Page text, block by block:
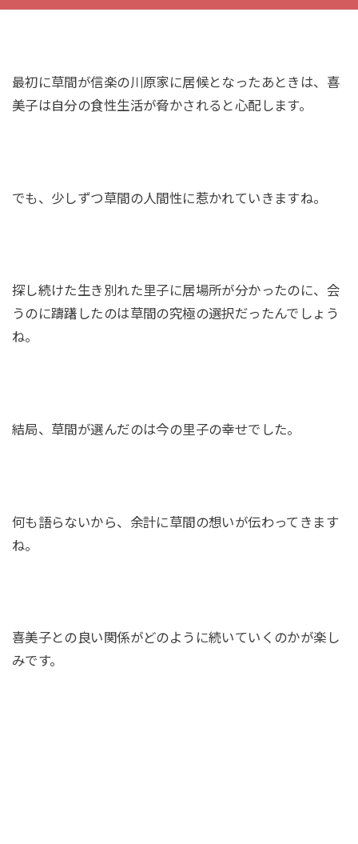
最初に草間が信楽の川原家に居候となったあときは、喜
美子は自分の食性生活が脅かされると心配します。
でも、少しずつ草間の人間性に惹かれていきますね。
探し続けた生き別れた里子に居場所が分かったのに、会
うのに躊躇したのは草間の究極の選択だったんでしょう
ね。
結局、草間が選んだのは今の里子の幸せでした。
何も語らないから、余計に草間の想いが伝わってきます
ね。
喜美子との良い関係がどのように続いていくのかが楽し
みです。